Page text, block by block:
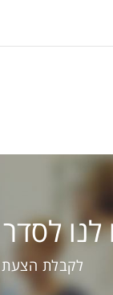
לנו
לקבלת הצעת